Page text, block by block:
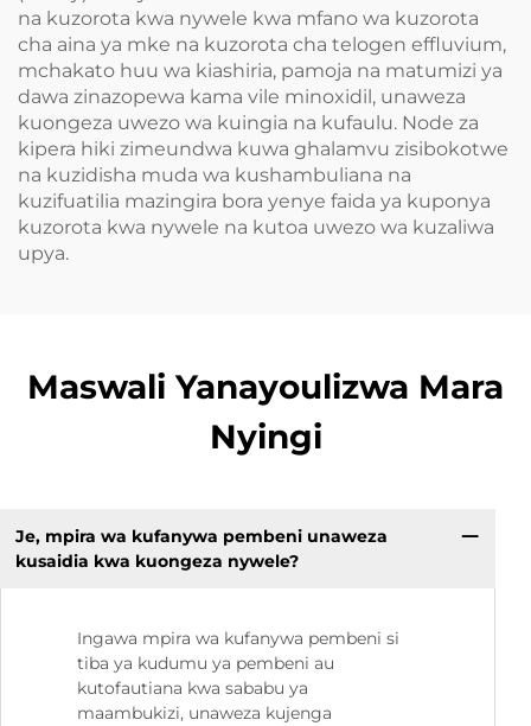
na kuzorota kwa nywele kwa mfano wa kuzorota
cha aina ya mke na kuzorota cha telogen effluvium,
mchakato huu wa kiashiria, pamoja na matumizi ya
dawa zinazopewa kama vile minoxidil, unaweza
kuongeza uwezo wa kuingia na kufaulu. Node za
kipera hiki zimeundwa kuwa ghalamvu zisibokotwe
na kuzidisha muda wa kushambuliana na
kuzifuatilia mazingira bora yenye faida ya kuponya
kuzorota kwa nywele na kutoa uwezo wa kuzaliwa
upya.
Maswali Yanayoulizwa Mara
Nyingi
Je, mpira wa kufanywa pembeni unaweza
kusaidia kwa kuongeza nywele?
Ingawa mpira wa kufanywa pembeni si
tiba ya kudumu ya pembeni au
kutofautiana kwa sababu ya
maambukizi, unaweza kujenga